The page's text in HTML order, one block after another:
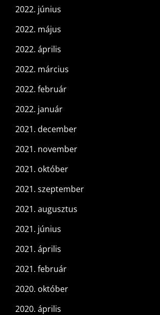
2022. június
2022. május
2022. április
2022. március
2022. február
2022. január
2021. december
2021. november
2021. október
2021. szeptember
2021. augusztus
2021. június
2021. április
2021. február
2020. október
2020. április